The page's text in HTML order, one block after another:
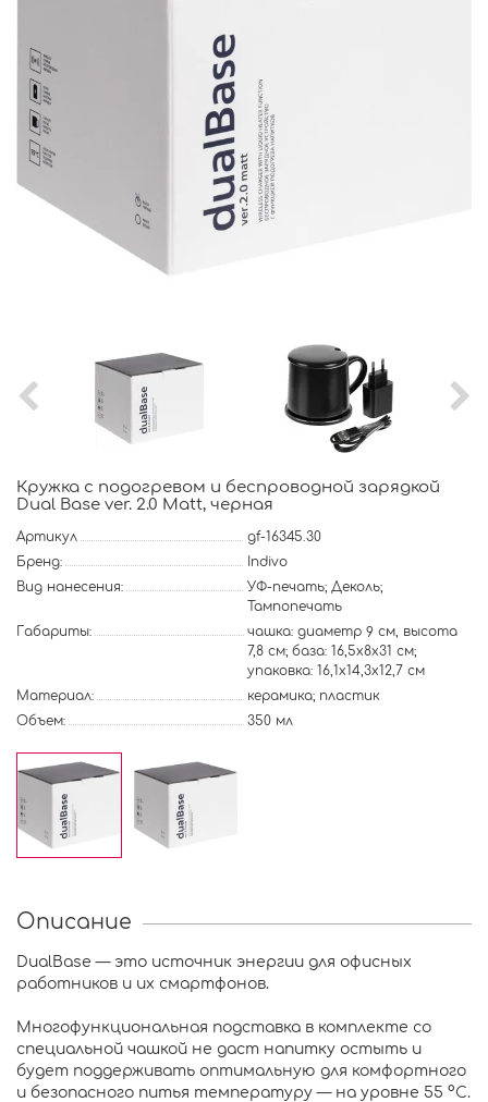
Кружка с подогревом и беспроводной зарядкой
Dual Base ver. 2.0 Matt, черная
Артикул
gf-16345.30
Бренд:
Indivo
Вид нанесения:
УФ-печать; Деколь;
Тампопечать
Габариты:
чашка: диаметр 9 см, высота
7,8 см; база: 16,5x8x31 см;
упаковка: 16,1x14,3x12,7 см
Материал:
керамика; пластик
Объем:
350 мл
Описание
DualBase — это источник энергии для офисных
работников и их смартфонов.
Многофункциональная подставка в комплекте со
специальной чашкой не даст напитку остыть и
будет поддерживать оптимальную для комфортного
и безопасного питья температуру — на уровне 55 °C.